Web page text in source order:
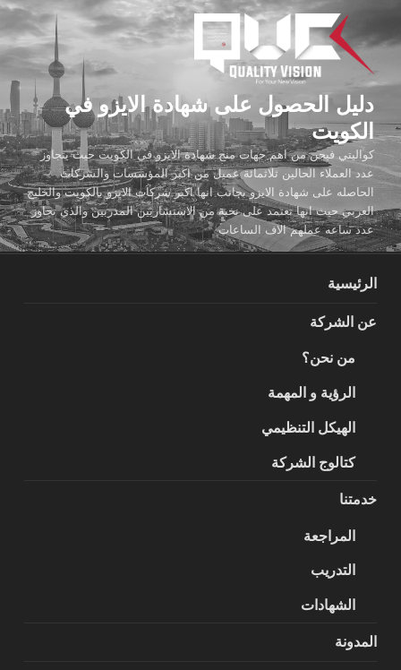
المحتوى
دليل الحصول على شهادة الايزو في
الكويت
كواليتي فيجن من اهم جهات منح شهادة الايزو في الكويت حيث يتجاوز
عدد العملاء الحالين ثلاثمائة عميل من اكبر المؤسسات والشركات
الحاصله على شهادة الايزو بجانب انها اكبر شركات الايزو بالكويت والخليج
العربي حيث انها تعتمد على نخبة من الاستشاريين المدربين والذي تجاوز
عدد ساعه عملهم الاف الساعات
الرئيسية
عن الشركة
من نحن؟
الرؤية و المهمة
الهيكل التنظيمي
كتالوج الشركة
خدمتنا
المراجعة
التدريب
الشهادات
المدونة